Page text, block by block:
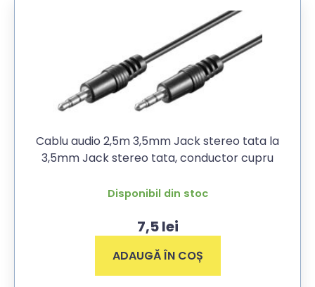
Cablu audio 2,5m 3,5mm Jack stereo tata la
3,5mm Jack stereo tata, conductor cupru
Disponibil din stoc
7,5lei
ADAUGĂ ÎN COȘ